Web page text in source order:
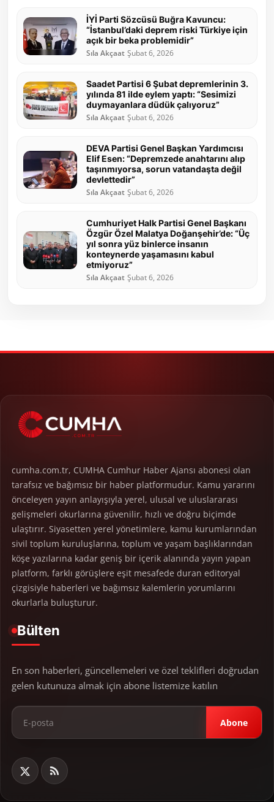
İYİ Parti Sözcüsü Buğra Kavuncu:
“İstanbul’daki deprem riski Türkiye için
açık bir beka problemidir”
Sıla Akçaat Şubat 6, 2026
Saadet Partisi 6 Şubat depremlerinin 3.
yılında 81 ilde eylem yaptı: “Sesimizi
duymayanlara düdük çalıyoruz”
Sıla Akçaat Şubat 6, 2026
DEVA Partisi Genel Başkan Yardımcısı
Elif Esen: “Depremzede anahtarını alıp
taşınmıyorsa, sorun vatandaşta değil
devlettedir”
Sıla Akçaat Şubat 6, 2026
Cumhuriyet Halk Partisi Genel Başkanı
Özgür Özel Malatya Doğanşehir’de: “Üç
yıl sonra yüz binlerce insanın
konteynerde yaşamasını kabul
etmiyoruz”
Sıla Akçaat Şubat 6, 2026
cumha.com.tr, CUMHA Cumhur Haber Ajansı abonesi olan
tarafsız ve bağımsız bir haber platformudur. Kamu yararını
önceleyen yayın anlayışıyla yerel, ulusal ve uluslararası
gelişmeleri okurlarına güvenilir, hızlı ve doğru biçimde
ulaştırır. Siyasetten yerel yönetimlere, kamu kurumlarından
sivil toplum kuruluşlarına, toplum ve yaşam başlıklarından
köşe yazılarına kadar geniş bir içerik alanında yayın yapan
platform, farklı görüşlere eşit mesafede duran editoryal
çizgisiyle haberleri ve bağımsız kalemlerin yorumlarını
okurlarla buluşturur.
Bülten
En son haberleri, güncellemeleri ve özel teklifleri doğrudan
gelen kutunuza almak için abone listemize katılın
Abone